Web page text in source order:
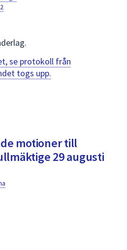
att
navigera
mellan
välja
något
se protokoll från
togs upp.
motioner till
29 augusti